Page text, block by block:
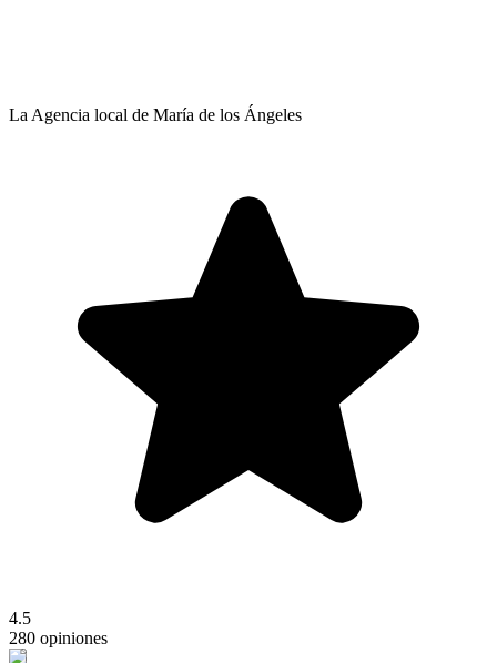
La Agencia local de María de los Ángeles
4.5
280 opiniones